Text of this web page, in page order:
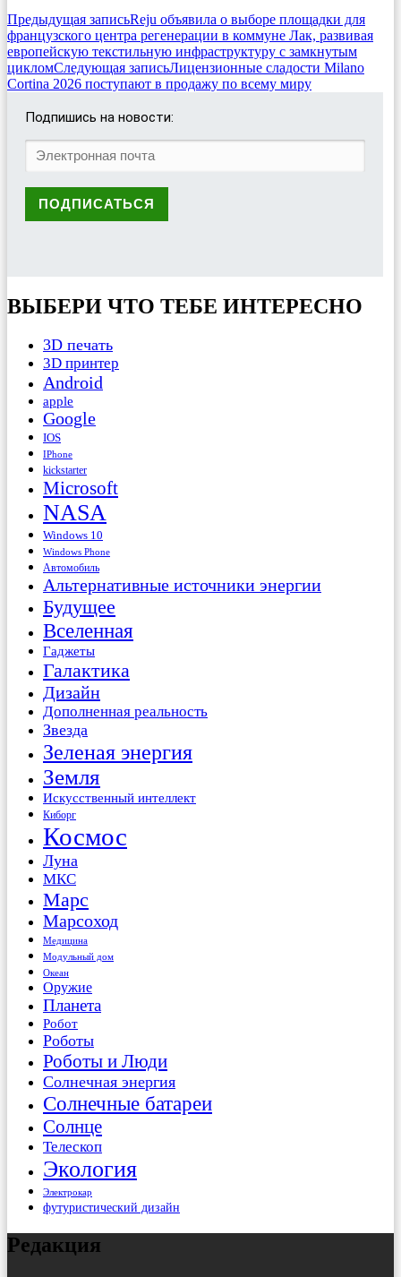
Предыдущая записьReju объявила о выборе площадки для
французского центра регенерации в коммуне Лак, развивая
европейскую текстильную инфраструктуру с замкнутым
цикломСледующая записьЛицензионные сладости Milano
Cortina 2026 поступают в продажу по всему миру
Подпишись на новости:
ВЫБЕРИ ЧТО ТЕБЕ ИНТЕРЕСНО
3D печать
3D принтер
Android
apple
Google
IOS
IPhone
kickstarter
Microsoft
NASA
Windows 10
Windows Phone
Автомобиль
Альтернативные источники энергии
Будущее
Вселенная
Гаджеты
Галактика
Дизайн
Дополненная реальность
Звезда
Зеленая энергия
Земля
Искусственный интеллект
Киборг
Космос
Луна
МКС
Марс
Марсоход
Медицина
Модульный дом
Океан
Оружие
Планета
Робот
Роботы
Роботы и Люди
Солнечная энергия
Солнечные батареи
Солнце
Телескоп
Экология
Электрокар
футуристический дизайн
Редакция